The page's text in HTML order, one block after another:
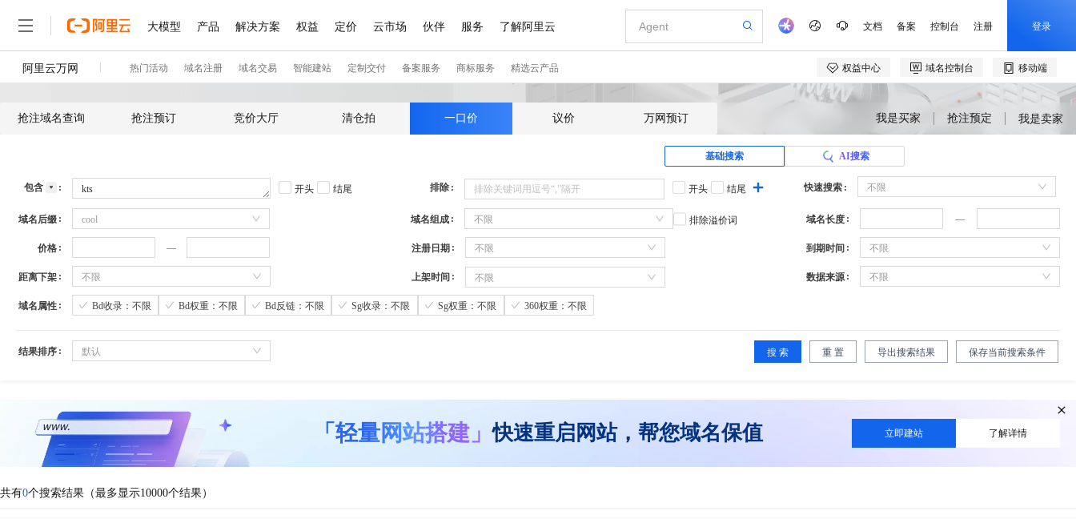
抢注域名查询 抢注预订 竞价大厅 清仓拍 一口价 议价 万网预订 我是买家 抢注预定 我是卖家
基础搜索 AI搜索
包含 开头 结尾 排除 开头 结尾 快速搜索 不限
域名后缀 cool 域名组成 不限 排除溢价词 域名长度
价格 注册日期 不限 到期时间 不限
距离下架 不限 上架时间 不限 数据来源 不限
域名属性 Bd收录：不限 Bd权重：不限 Bd反链：不限 Sg收录：不限 Sg权重：不限 360权重：不限
结果排序 默认 搜 索 重 置 导出搜索结果 保存当前搜索条件
「轻量网站搭建」快速重启网站，帮您域名保值 立即建站 了解详情
共有0个搜索结果（最多显示10000个结果）